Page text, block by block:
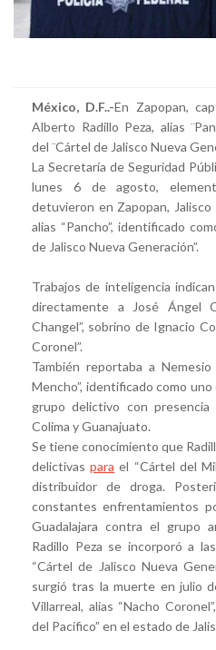
México, D.F..-En Zapopan,
Alberto Radillo Peza, alias
del ¨Cártel de Jalisco Nueva
La Secretaría de Seguridad
lunes 6 de agosto,
detuvieron en Zapopan,
alias “Pancho”, identificado
de Jalisco Nueva Generación”.
Trabajos de inteligencia
directamente a José Ángel
Changel”, sobrino de Ignacio
Coronel”.
También reportaba a
Mencho”, identificado como
grupo delictivo con
Colima y Guanajuato.
Se tiene conocimiento que
delictivaspara el “Cártel del
distribuidor de droga.
constantes enfrentamientos
Guadalajara contra el grupo
Radillo Peza se incorporó a
“Cártel de Jalisco Nueva
surgió tras la muerte en julio
Villarreal, alias “Nacho
del Pacífico” en el estado de